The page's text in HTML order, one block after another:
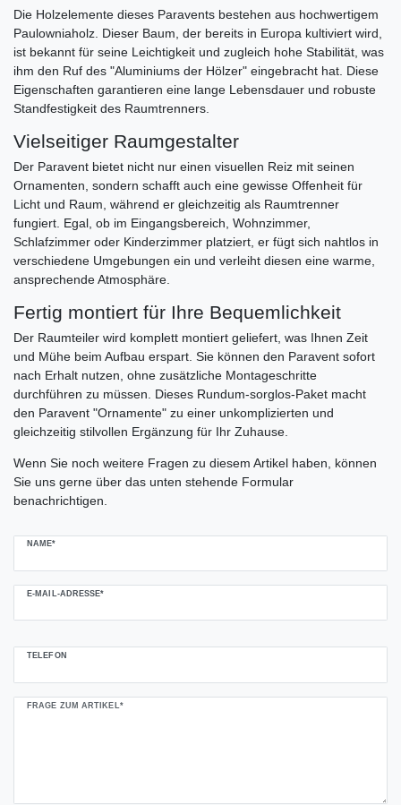
Die Holzelemente dieses Paravents bestehen aus hochwertigem
Paulowniaholz. Dieser Baum, der bereits in Europa kultiviert wird,
ist bekannt für seine Leichtigkeit und zugleich hohe Stabilität, was
ihm den Ruf des "Aluminiums der Hölzer" eingebracht hat. Diese
Eigenschaften garantieren eine lange Lebensdauer und robuste
Standfestigkeit des Raumtrenners.
Vielseitiger Raumgestalter
Der Paravent bietet nicht nur einen visuellen Reiz mit seinen
Ornamenten, sondern schafft auch eine gewisse Offenheit für
Licht und Raum, während er gleichzeitig als Raumtrenner
fungiert. Egal, ob im Eingangsbereich, Wohnzimmer,
Schlafzimmer oder Kinderzimmer platziert, er fügt sich nahtlos in
verschiedene Umgebungen ein und verleiht diesen eine warme,
ansprechende Atmosphäre.
Fertig montiert für Ihre Bequemlichkeit
Der Raumteiler wird komplett montiert geliefert, was Ihnen Zeit
und Mühe beim Aufbau erspart. Sie können den Paravent sofort
nach Erhalt nutzen, ohne zusätzliche Montageschritte
durchführen zu müssen. Dieses Rundum-sorglos-Paket macht
den Paravent "Ornamente" zu einer unkomplizierten und
gleichzeitig stilvollen Ergänzung für Ihr Zuhause.
Wenn Sie noch weitere Fragen zu diesem Artikel haben, können
Sie uns gerne über das unten stehende Formular
benachrichtigen.
NAME*
E-MAIL-ADRESSE*
TELEFON
FRAGE ZUM ARTIKEL*